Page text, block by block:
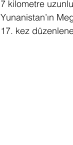
7 kilometre
Yunanistan’ın
17. kez